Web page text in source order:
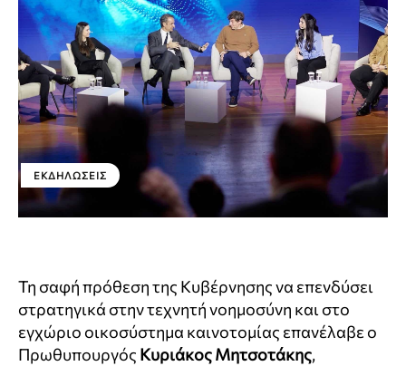
ΕΚΔΗΛΏΣΕΙΣ
Τη σαφή πρόθεση της Κυβέρνησης να επενδύσει
στρατηγικά στην τεχνητή νοημοσύνη και στο
εγχώριο οικοσύστημα καινοτομίας επανέλαβε ο
Πρωθυπουργός Κυριάκος Μητσοτάκης,